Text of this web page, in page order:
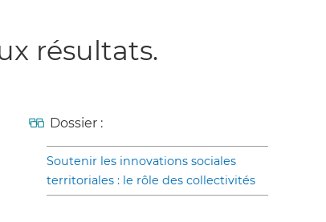
résultats.
Dossier :
Soutenir les innovations sociales
territoriales : le rôle des collectivités